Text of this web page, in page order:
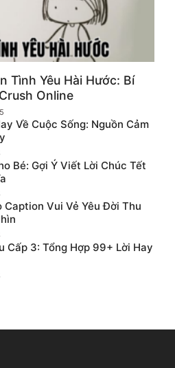
Tình Yêu Hài Hước: Bí
Online
Về Cuộc Sống: Nguồn Cảm
Bé: Gợi Ý Viết Lời Chúc Tết
Caption Vui Vẻ Yêu Đời Thu
Cấp 3: Tổng Hợp 99+ Lời Hay